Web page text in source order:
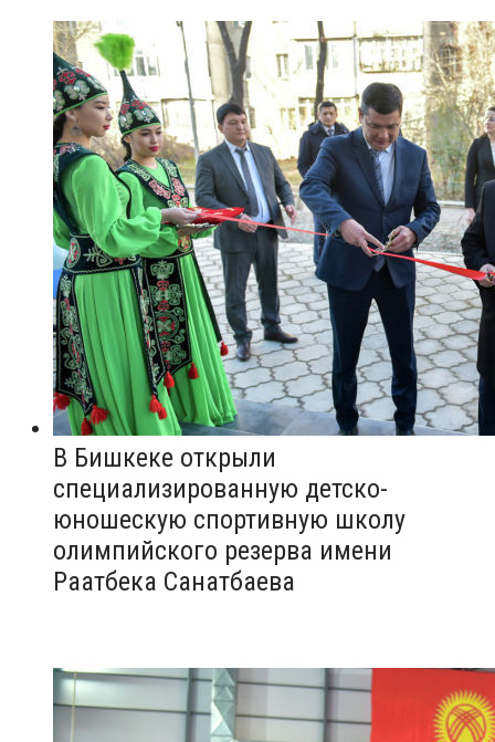
В Бишкеке открыли
специализированную детско-
юношескую спортивную школу
олимпийского резерва имени
Раатбека Санатбаева